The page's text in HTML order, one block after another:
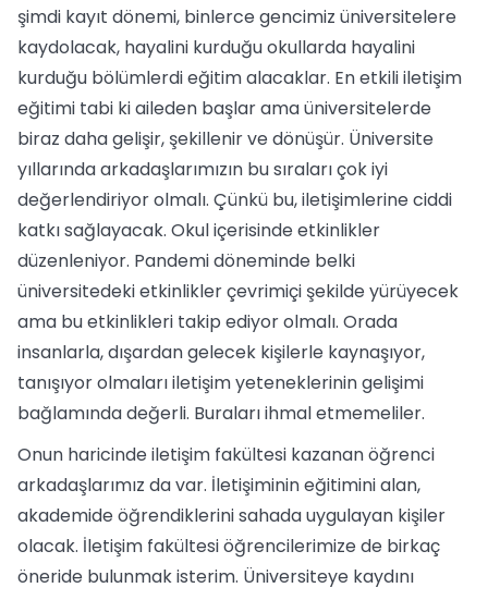
şimdi kayıt dönemi, binlerce gencimiz üniversitelere
kaydolacak, hayalini kurduğu okullarda hayalini
kurduğu bölümlerdi eğitim alacaklar. En etkili iletişim
eğitimi tabi ki aileden başlar ama üniversitelerde
biraz daha gelişir, şekillenir ve dönüşür. Üniversite
yıllarında arkadaşlarımızın bu sıraları çok iyi
değerlendiriyor olmalı. Çünkü bu, iletişimlerine ciddi
katkı sağlayacak. Okul içerisinde etkinlikler
düzenleniyor. Pandemi döneminde belki
üniversitedeki etkinlikler çevrimiçi şekilde yürüyecek
ama bu etkinlikleri takip ediyor olmalı. Orada
insanlarla, dışardan gelecek kişilerle kaynaşıyor,
tanışıyor olmaları iletişim yeteneklerinin gelişimi
bağlamında değerli. Buraları ihmal etmemeliler.
Onun haricinde iletişim fakültesi kazanan öğrenci
arkadaşlarımız da var. İletişiminin eğitimini alan,
akademide öğrendiklerini sahada uygulayan kişiler
olacak. İletişim fakültesi öğrencilerimize de birkaç
öneride bulunmak isterim. Üniversiteye kaydını